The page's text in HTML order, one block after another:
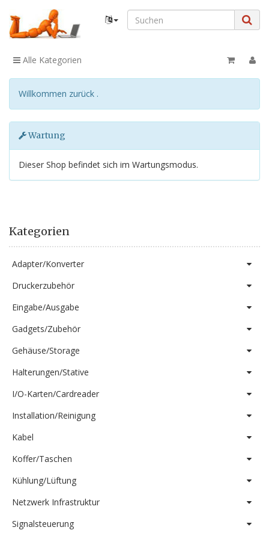
Alle Kategorien
Willkommen zurück .
Wartung
Dieser Shop befindet sich im Wartungsmodus.
Kategorien
Adapter/Konverter
Druckerzubehör
Eingabe/Ausgabe
Gadgets/Zubehör
Gehäuse/Storage
Halterungen/Stative
I/O-Karten/Cardreader
Installation/Reinigung
Kabel
Koffer/Taschen
Kühlung/Lüftung
Netzwerk Infrastruktur
Signalsteuerung